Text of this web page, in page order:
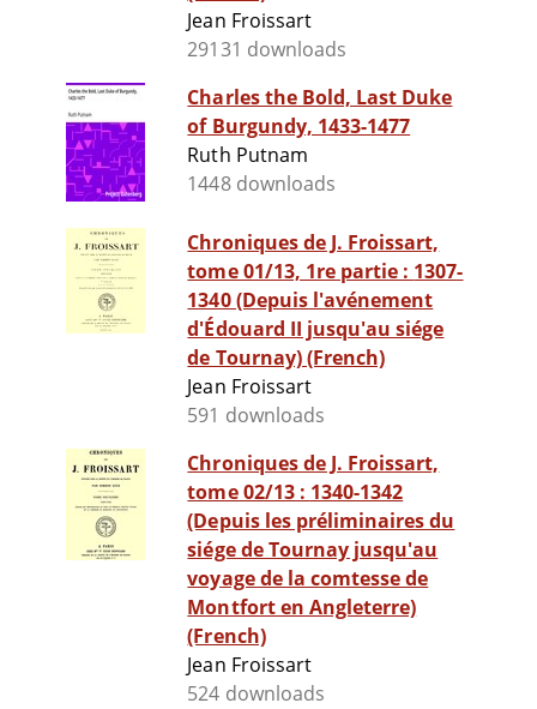
Jean Froissart
29131 downloads
Charles the Bold, Last Duke
of Burgundy, 1433-1477
Ruth Putnam
1448 downloads
Chroniques de J. Froissart,
tome 01/13, 1re partie : 1307-
1340 (Depuis l'avénement
d'Édouard II jusqu'au siége
de Tournay) (French)
Jean Froissart
591 downloads
Chroniques de J. Froissart,
tome 02/13 : 1340-1342
(Depuis les préliminaires du
siége de Tournay jusqu'au
voyage de la comtesse de
Montfort en Angleterre)
(French)
Jean Froissart
524 downloads